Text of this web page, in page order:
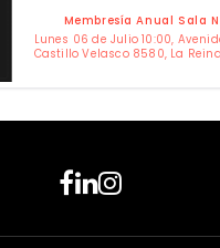
Membresía Anual Sala
Lunes 06 de Julio 10:00,
Castillo Velasco 8580, La